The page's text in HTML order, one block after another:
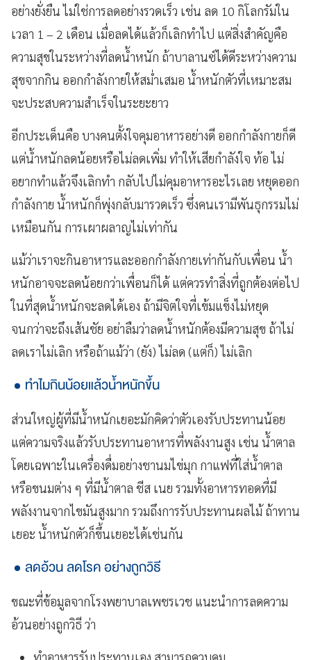
อย่างยั่งยืน ไม่ใช่การลดอย่างรวดเร็ว เช่น ลด 10 กิโลกรัมใน
เวลา 1 – 2 เดือน เมื่อลดได้แล้วก็เลิกทำไป แต่สิ่งสำคัญคือ
ความสุขในระหว่างที่ลดน้ำหนัก ถ้าบาลานซ์ได้ดีระหว่างความ
สุขจากกิน ออกกำลังกายให้สม่ำเสมอ น้ำหนักตัวที่เหมาะสม
จะประสบความสำเร็จในระยะยาว
อีกประเด็นคือ บางคนตั้งใจคุมอาหารอย่างดี ออกกำลังกายก็ดี
แต่น้ำหนักลดน้อยหรือไม่ลดเพิ่ม ทำให้เสียกำลังใจ ท้อ ไม่
อยากทำแล้วจึงเลิกทำ กลับไปไม่คุมอาหารอะไรเลย หยุดออก
กำลังกาย น้ำหนักก็พุ่งกลับมารวดเร็ว ซึ่งคนเรามีพันธุกรรมไม่
เหมือนกัน การเผาผลาญไม่เท่ากัน
แม้ว่าเราจะกินอาหารและออกกำลังกายเท่ากันกับเพื่อน น้ำ
หนักอาจจะลดน้อยกว่าเพื่อนก็ได้ แต่ควรทำสิ่งที่ถูกต้องต่อไป
ในที่สุดน้ำหนักจะลดได้เอง ถ้ามีจิตใจที่เข้มแข็งไม่หยุด
จนกว่าจะถึงเส้นชัย อย่าลืมว่าลดน้ำหนักต้องมีความสุข ถ้าไม่
ลดเราไม่เลิก หรือถ้าแม้ว่า (ยัง) ไม่ลด (แต่ก็) ไม่เลิก
ทำไมกินน้อยแล้วน้ำหนักขึ้น
ส่วนใหญ่ผู้ที่มีน้ำหนักเยอะมักคิดว่าตัวเองรับประทานน้อย
แต่ความจริงแล้วรับประทานอาหารที่พลังงานสูง เช่น น้ำตาล
โดยเฉพาะในเครื่องดื่มอย่างชานมไข่มุก กาแฟที่ใส่น้ำตาล
หรือขนมต่าง ๆ ที่มีน้ำตาล ชีส เนย รวมทั้งอาหารทอดที่มี
พลังงานจากไขมันสูงมาก รวมถึงการรับประทานผลไม้ ถ้าทาน
เยอะ น้ำหนักตัวก็ขึ้นเยอะได้เช่นกัน
ลดอ้วน ลดโรค อย่างถูกวิธี
ขณะที่ข้อมูลจากโรงพยาบาลเพชรเวช แนะนำการลดความ
อ้วนอย่างถูกวิธี ว่า
ทำอาหารรับประทานเอง สามารถควบคุม